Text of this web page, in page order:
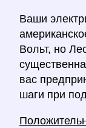
Ваши
Вольт, но
вас
шаги при